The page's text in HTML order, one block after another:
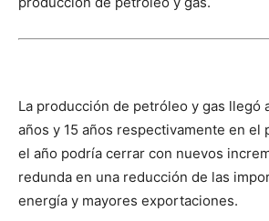
La producción de petróleo y gas llegó
años y 15 años respectivamente en
el año podría cerrar con nuevos
redunda en una reducción de las
energía y mayores exportaciones.